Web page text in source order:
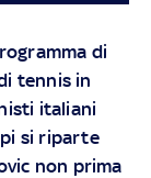
di
tennis in
italiani
si riparte
non prima